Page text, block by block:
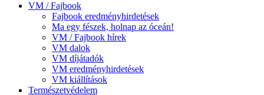
VM / Fajbook
Fajbook eredményhirdetések
Ma egy fészek, holnap az óceán!
VM / Fajbook hírek
VM dalok
VM díjátadók
VM eredményhirdetések
VM kiállítások
Természetvédelem